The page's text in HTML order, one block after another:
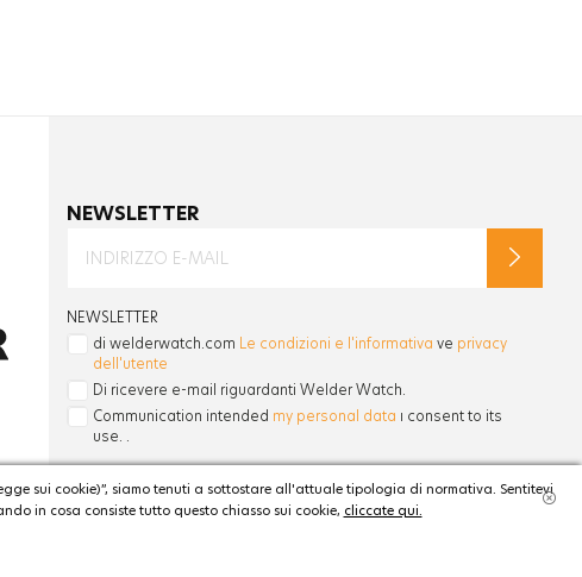
NEWSLETTER
NEWSLETTER
di welderwatch.com Le condizioni e l'informativa ve privacy
dell'utente
Di ricevere e-mail riguardanti Welder Watch.
Communication intended my personal data ı consent to its
use. .
sui cookie)”, siamo tenuti a sottostare all'attuale tipologia di normativa. Sentitevi
in cosa consiste tutto questo chiasso sui cookie, cliccate qui.